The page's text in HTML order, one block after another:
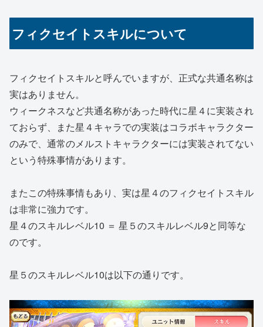
フィクセイトスキルについて
フィクセイトスキルと呼んでいますが、正式な共通名称は
実はありません。
ウィークネスなど共通名称があった時代に星４に実装され
ておらず、また星４キャラでの実装はコラボキャラクター
のみで、通常のメルストキャラクターには実装されてない
という特殊事情があります。
またこの特殊事情もあり、実は星４のフィクセイトスキル
は非常に強力です。
星４のスキルレベル10 ＝ 星５のスキルレベル9と同等な
のです。
星５のスキルレベル10は以下の通りです。